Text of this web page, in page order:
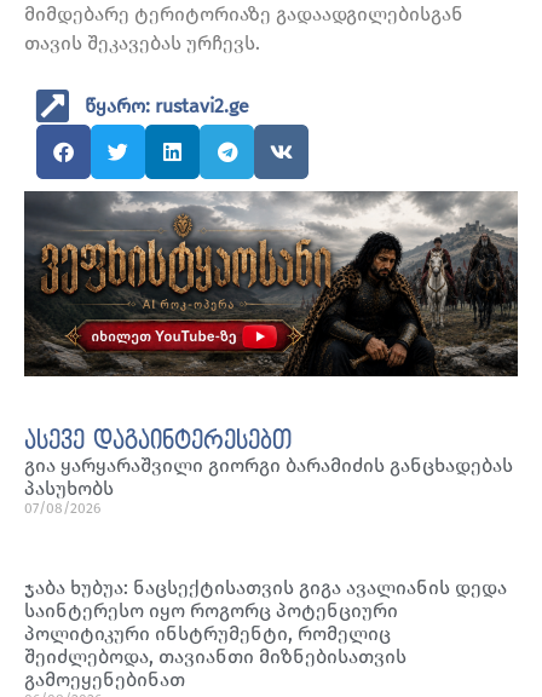
მიმდებარე ტერიტორიაზე გადაადგილებისგან
თავის შეკავებას ურჩევს.
წყარო: rustavi2.ge
ასევე დაგაინტერესებთ
გია ყარყარაშვილი გიორგი ბარამიძის განცხადებას
პასუხობს
07/08/2026
ჯაბა ხუბუა: ნაცსექტისათვის გიგა ავალიანის დედა
საინტერესო იყო როგორც პოტენციური
პოლიტიკური ინსტრუმენტი, რომელიც
შეიძლებოდა, თავიანთი მიზნებისათვის
გამოეყენებინათ